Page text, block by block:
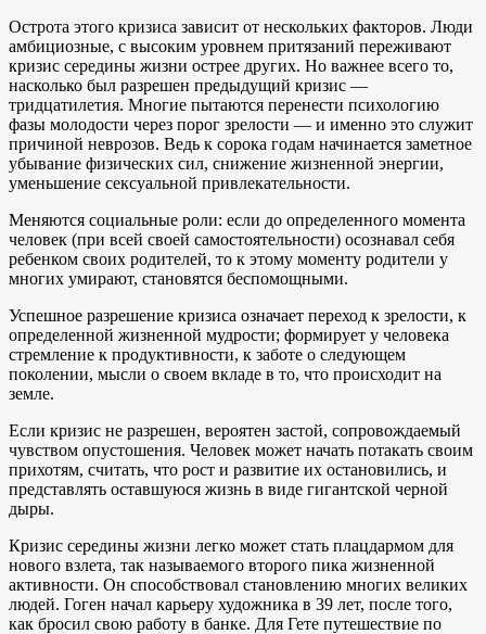
Острота этого кризиса зависит от нескольких факторов. Люди
амбициозные, с высоким уровнем притязаний переживают
кризис середины жизни острее других. Но важнее всего то,
насколько был разрешен предыдущий кризис —
тридцатилетия. Многие пытаются перенести психологию
фазы молодости через порог зрелости — и именно это служит
причиной неврозов. Ведь к сорока годам начинается заметное
убывание физических сил, снижение жизненной энергии,
уменьшение сексуальной привлекательности.
Меняются социальные роли: если до определенного момента
человек (при всей своей самостоятельности) осознавал себя
ребенком своих родителей, то к этому моменту родители у
многих умирают, становятся беспомощными.
Успешное разрешение кризиса означает переход к зрелости, к
определенной жизненной мудрости; формирует у человека
стремление к продуктивности, к заботе о следующем
поколении, мысли о своем вкладе в то, что происходит на
земле.
Если кризис не разрешен, вероятен застой, сопровождаемый
чувством опустошения. Человек может начать потакать своим
прихотям, считать, что рост и развитие их остановились, и
представлять оставшуюся жизнь в виде гигантской черной
дыры.
Кризис середины жизни легко может стать плацдармом для
нового взлета, так называемого второго пика жизненной
активности. Он способствовал становлению многих великих
людей. Гоген начал карьеру художника в 39 лет, после того,
как бросил свою работу в банке. Для Гете путешествие по